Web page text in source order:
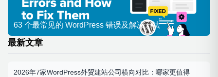
63 个最常见的 WordPress 错误及解决方法
最新文章
2026年7家WordPress外贸建站公司横向对比：哪家更值得